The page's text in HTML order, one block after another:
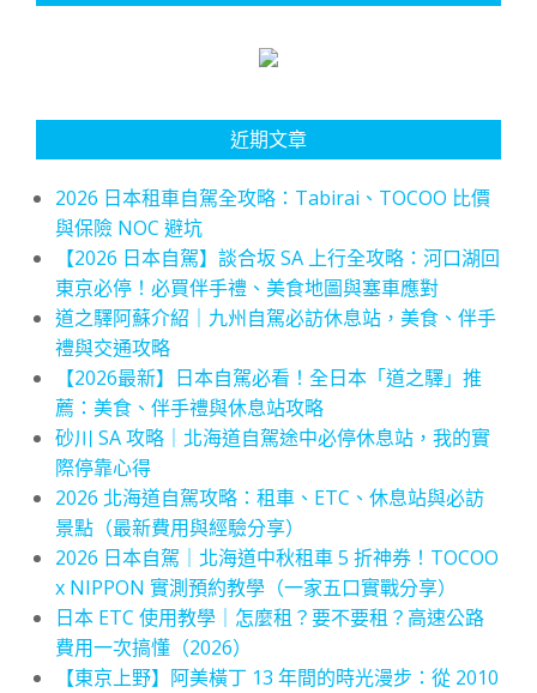
近期文章
2026 日本租車自駕全攻略：Tabirai、TOCOO 比價
與保險 NOC 避坑
【2026 日本自駕】談合坂 SA 上行全攻略：河口湖回
東京必停！必買伴手禮、美食地圖與塞車應對
道之驛阿蘇介紹｜九州自駕必訪休息站，美食、伴手
禮與交通攻略
【2026最新】日本自駕必看！全日本「道之驛」推
薦：美食、伴手禮與休息站攻略
砂川 SA 攻略｜北海道自駕途中必停休息站，我的實
際停靠心得
2026 北海道自駕攻略：租車、ETC、休息站與必訪
景點（最新費用與經驗分享）
2026 日本自駕｜北海道中秋租車 5 折神券！TOCOO
x NIPPON 實測預約教學（一家五口實戰分享）
日本 ETC 使用教學｜怎麼租？要不要租？高速公路
費用一次搞懂（2026）
【東京上野】阿美橫丁 13 年間的時光漫步：從 2010